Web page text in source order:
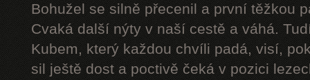
Bohužel se silně přecenil a první těžkou
Cvaká další nýty v naší cestě a váhá.
Kubem, který každou chvíli padá, visí,
sil ještě dost a poctivě čeká v pozici